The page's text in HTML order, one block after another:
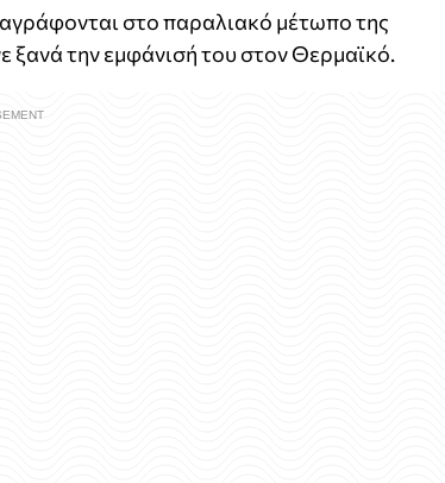
στο παραλιακό μέτωπο της
ξανά την εμφάνισή του στον Θερμαϊκό.